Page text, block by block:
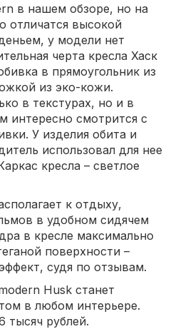
в нашем обзоре, но на
отличатся высокой
у модели нет
черта кресла Хаск
в прямоугольник из
из эко-кожи.
в текстурах, но и в
интересно смотрится с
У изделия обита и
использовал для нее
кресла – светлое
к отдыху,
в удобном сидячем
в кресле максимально
поверхности –
судя по отзывам.
Husk станет
в любом интерьере.
тысяч рублей.